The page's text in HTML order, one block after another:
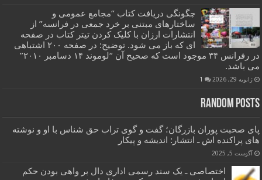
چگونگی دریافت کتاب “مجامع عمومی و
ساختارهای مبتنی بر خرد جمعی در فرانسه” از
انتشارات ارزان با کلیک کردن تیتر کتاب در صفحه
ای که باز می شود. توضیح: در صفحه ۲۰۰ اشتباهی
در رفرانس ۳۴ موجود است که صحیح آن “لوموند ۱۴ دسامبر ۲۰۱۰”
می باشد.
ژانویه 29, 2026 1
Random Posts
پای صحبت پوران بازرگان؛ گفت و گوی تراب حق شناس با او و نوشته
های پراکنده اش ـ انتشار: اندیشه و پیکار
آگوست 5, 2025
اختصاصی ـ یک سند رسمی اداری دال بر واهی بودن حکم